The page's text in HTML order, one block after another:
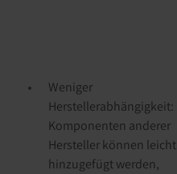
Weniger
Herstellerabhängigkeit:
Komponenten anderer
Hersteller können leicht
hinzugefügt werden,